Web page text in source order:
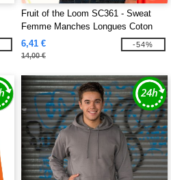
Fruit of the Loom SC361 - Sweat
Femme Manches Longues Coton
6,41 €
14,00 €
-54%